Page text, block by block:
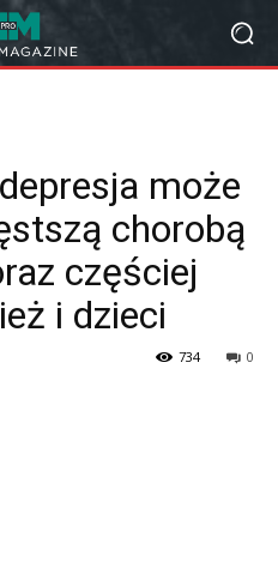
może
chorobą
częściej
i dzieci
0
734